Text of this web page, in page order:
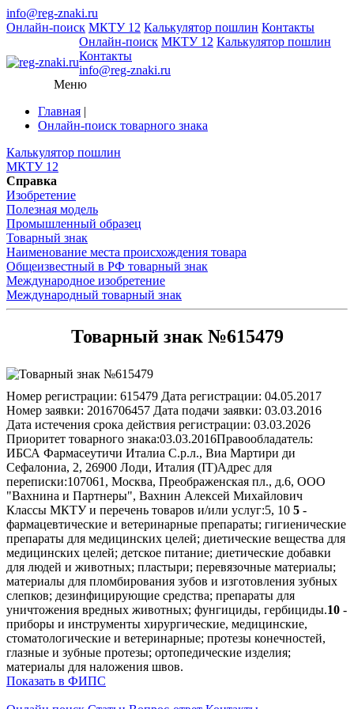
info@reg-znaki.ru
Онлайн-поиск МКТУ 12 Калькулятор пошлин Контакты
Онлайн-поиск МКТУ 12 Калькулятор пошлин
Контакты
info@reg-znaki.ru
Меню
Главная |
Онлайн-поиск товарного знака
Калькулятор пошлин
МКТУ 12
Справка
Изобретение
Полезная модель
Промышленный образец
Товарный знак
Наименование места происхождения товара
Общеизвестный в РФ товарный знак
Международное изобретение
Международный товарный знак
Товарный знак №615479
Номер регистрации: 615479 Дата регистрации: 04.05.2017
Номер заявки: 2016706457 Дата подачи заявки: 03.03.2016
Дата истечения срока действия регистрации: 03.03.2026
Приоритет товарного знака:03.03.2016Правообладатель:
ИБСА Фармасеутичи Италиа С.р.л., Виа Мартири ди
Сефалониа, 2, 26900 Лоди, Италия (IT)Адрес для
переписки:107061, Москва, Преображенская пл., д.6, ООО
"Вахнина и Партнеры", Вахнин Алексей Михайлович
Классы МКТУ и перечень товаров и/или услуг:5, 10 5 -
фармацевтические и ветеринарные препараты; гигиенические
препараты для медицинских целей; диетические вещества для
медицинских целей; детское питание; диетические добавки
для людей и животных; пластыри; перевязочные материалы;
материалы для пломбирования зубов и изготовления зубных
слепков; дезинфицирующие средства; препараты для
уничтожения вредных животных; фунгициды, гербициды.10 -
приборы и инструменты хирургические, медицинские,
стоматологические и ветеринарные; протезы конечностей,
глазные и зубные протезы; ортопедические изделия;
материалы для наложения швов.
Показать в ФИПС